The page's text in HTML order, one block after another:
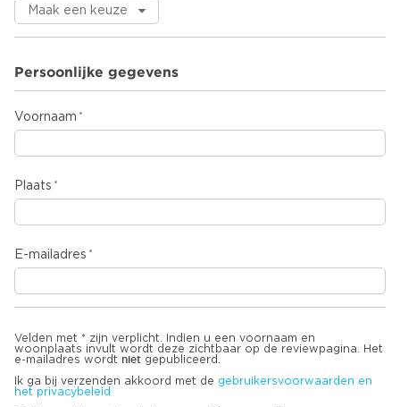
Persoonlijke gegevens
Voornaam
Plaats
E-mailadres
Velden met * zijn verplicht. Indien u een voornaam en
woonplaats invult wordt deze zichtbaar op de reviewpagina. Het
e-mailadres wordt niet gepubliceerd.
Ik ga bij verzenden akkoord met de gebruikersvoorwaarden en
het privacybeleid